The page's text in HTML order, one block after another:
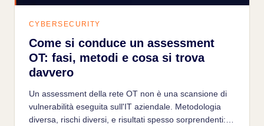
CYBERSECURITY
Come si conduce un assessment
OT: fasi, metodi e cosa si trova
davvero
Un assessment della rete OT non è una scansione di
vulnerabilità eseguita sull'IT aziendale. Metodologia
diversa, rischi diversi, e risultati spesso sorprendenti: